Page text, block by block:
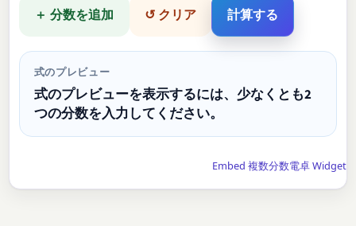
＋ 分数を追加 ↺ クリア 計算する
式のプレビュー
式のプレビューを表示するには、少なくとも2
つの分数を入力してください。
Embed 複数分数電卓 Widget